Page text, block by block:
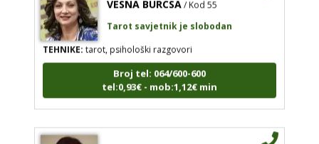
TEHNIKE:tarot, psihološki razgovori
Broj tel: 064/600-600
tel:0,93€ - mob:1,12€ min